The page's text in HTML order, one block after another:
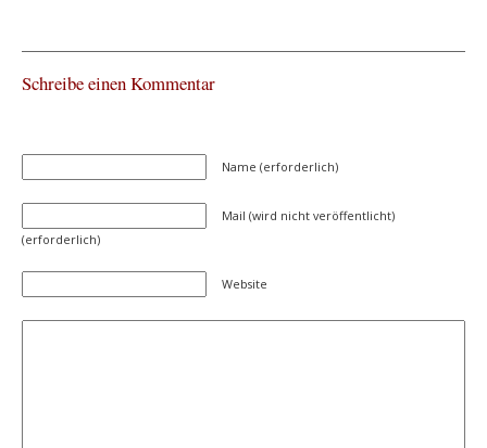
Schreibe einen Kommentar
Name (erforderlich)
Mail (wird nicht veröffentlicht)
(erforderlich)
Website